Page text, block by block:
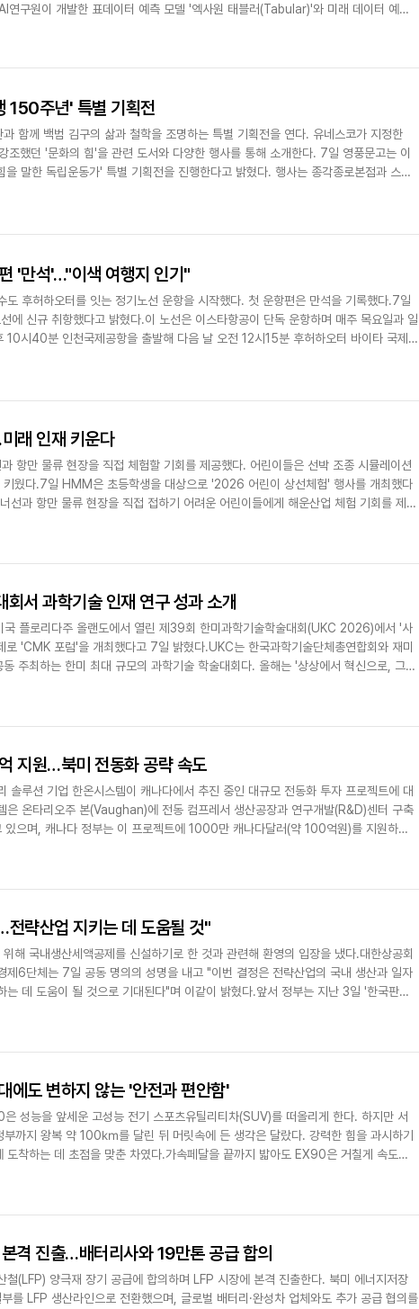
연구원이 개발한 표데이터 예측 모델 '엑사원 태블러(Tabular)'와 미래 데이터 예측
150주년' 특별 기획전
함께 백범 김구의 삶과 철학을 조명하는 특별 기획전을 연다. 유네스코가 지정한
했던 '문화의 힘'을 관련 도서와 다양한 행사를 통해 소개한다. 7일 영풍문고는 이
말한 독립운동가' 특별 기획전을 진행한다고 밝혔다. 행사는 종각종로본점과 스타
크몰점 및 영풍문고..
'만석'…"이색 여행지 인기"
도 후허하오터를 잇는 정기노선 운항을 시작했다. 첫 운항편은 만석을 기록했다.7일
에 신규 취항했다고 밝혔다.이 노선은 이스타항공이 단독 운항하며 매주 목요일과 일
10시40분 인천국제공항을 출발해 다음 날 오전 12시15분 후허하오터 바이타 국제
일 오전 1시20분 후허하..
래 인재 키운다
항만 물류 현장을 직접 체험할 기회를 제공했다. 어린이들은 선박 조종 시뮬레이션
키웠다.7일 HMM은 초등학생을 대상으로 '2026 어린이 상선체험' 행사를 개최했다
선과 항만 물류 현장을 직접 접하기 어려운 어린이들에게 해운산업 체험 기회를 제공
.행사에 참여한 초등학생 20여..
서 과학기술 인재 연구 성과 소개
플로리다주 올랜도에서 열린 제39회 한미과학기술학술대회(UKC 2026)에서 '사
'CMK 포럼'을 개최했다고 7일 밝혔다.UKC는 한국과학기술단체총연합회와 재미
주최하는 한미 최대 규모의 과학기술 학술대회다. 올해는 '상상에서 혁신으로, 그리
참여해 기술 혁신과..
지원…북미 전동화 공략 속도
솔루션 기업 한온시스템이 캐나다에서 추진 중인 대규모 전동화 투자 프로젝트에 대
은 온타리오주 본(Vaughan)에 전동 컴프레서 생산공장과 연구개발(R&D)센터 구축
으며, 캐나다 정부는 이 프로젝트에 1000만 캐나다달러(약 100억원)를 지원하기
부(ISED)가..
략산업 지키는 데 도움될 것"
해 국내생산세액공제를 신설하기로 한 것과 관련해 환영의 입장을 냈다.대한상공회
제6단체는 7일 공동 명의의 성명을 내고 "이번 결정은 전략산업의 국내 생산과 일자
데 도움이 될 것으로 기대된다"며 이같이 밝혔다.앞서 정부는 지난 3일 '한국판
액공제 적용 대상을 반도..
도 변하지 않는 '안전과 편안함'
성능을 앞세운 고성능 전기 스포츠유틸리티차(SUV)를 떠올리게 한다. 하지만 서
까지 왕복 약 100㎞를 달린 뒤 머릿속에 든 생각은 달랐다. 강력한 힘을 과시하기
도착하는 데 초점을 맞춘 차였다.가속페달을 끝까지 밟아도 EX90은 거칠게 속도를
의..
격 진출…배터리사와 19만톤 공급 합의
철(LFP) 양극재 장기 공급에 합의하며 LFP 시장에 본격 진출한다. 북미 에너지저장
를 LFP 생산라인으로 전환했으며, 글로벌 배터리·완성차 업체와도 추가 공급 협의를